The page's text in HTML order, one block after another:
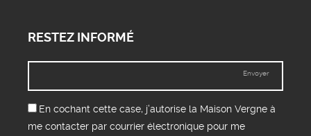
RESTEZ INFORMÉ
En cochant cette case, j’autorise la Maison Vergne à
me contacter par courrier électronique pour me
Envoyer